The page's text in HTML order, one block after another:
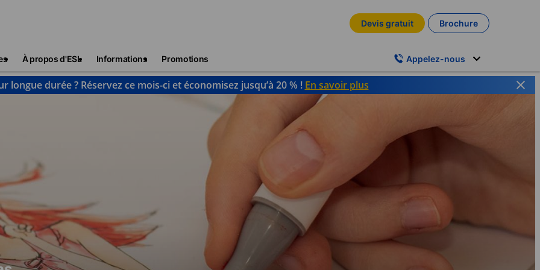
Devis gratuit Brochure
À propos d'ESL Informations Promotions Appelez-nous
longue durée ? Réservez ce mois-ci et économisez jusqu’à 20 % ! En savoir plus